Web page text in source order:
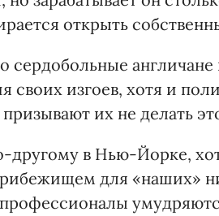
открыть
сердобольные
своих изгоев, хотя и
их не делать
другому в Нью-Йорке,
для «наших»